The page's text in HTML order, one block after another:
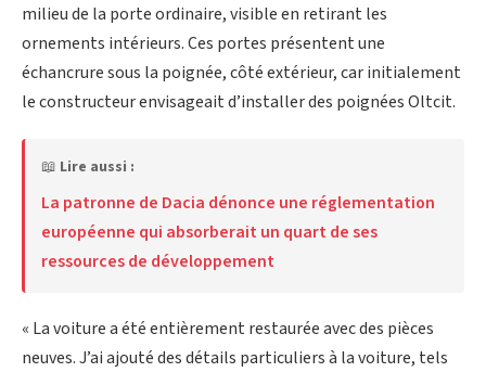
milieu de la porte ordinaire, visible en retirant les
ornements intérieurs. Ces portes présentent une
échancrure sous la poignée, côté extérieur, car initialement
le constructeur envisageait d’installer des poignées Oltcit.
📖 Lire aussi :
La patronne de Dacia dénonce une réglementation
européenne qui absorberait un quart de ses
ressources de développement
« La voiture a été entièrement restaurée avec des pièces
neuves. J’ai ajouté des détails particuliers à la voiture, tels